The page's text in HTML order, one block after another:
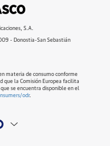
S.A.
- Donostia-San Sebastián
materia de consumo conforme
que la Comisión Europea facilita
se encuentra disponible en el
odr.